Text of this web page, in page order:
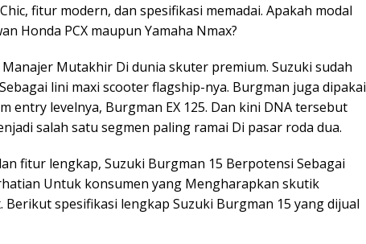
fitur modern, dan spesifikasi memadai. Apakah modal
Honda PCX maupun Yamaha Nmax?
Mutakhir Di dunia skuter premium. Suzuki sudah
lini maxi scooter flagship-nya. Burgman juga dipakai
entry levelnya, Burgman EX 125. Dan kini DNA tersebut
salah satu segmen paling ramai Di pasar roda dua.
fitur lengkap, Suzuki Burgman 15 Berpotensi Sebagai
Untuk konsumen yang Mengharapkan skutik
Berikut spesifikasi lengkap Suzuki Burgman 15 yang dijual